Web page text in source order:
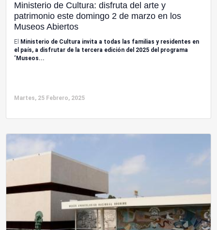
Ministerio de Cultura: disfruta del arte y
patrimonio este domingo 2 de marzo en los
Museos Abiertos
El Ministerio de Cultura invita a todas las familias y residentes en
el país, a disfrutar de la tercera edición del 2025 del programa
‘Museos...
Martes, 25 Febrero, 2025